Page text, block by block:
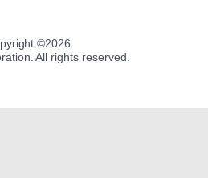
©2026
All rights reserved.